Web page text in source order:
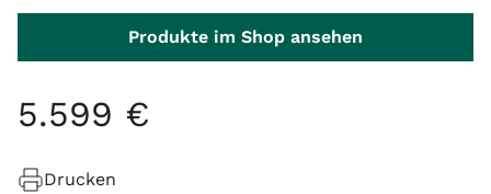
Produkte im Shop ansehen
5.599 €
Drucken